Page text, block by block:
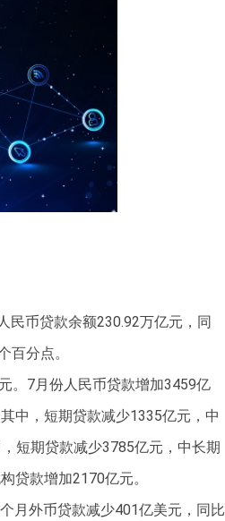
民币贷款余额230.92万亿元，同
百分点。
。7月份人民币贷款增加3459亿
中，短期贷款减少1335亿元，中
短期贷款减少3785亿元，中长期
贷款增加2170亿元。
月外币贷款减少401亿美元，同比